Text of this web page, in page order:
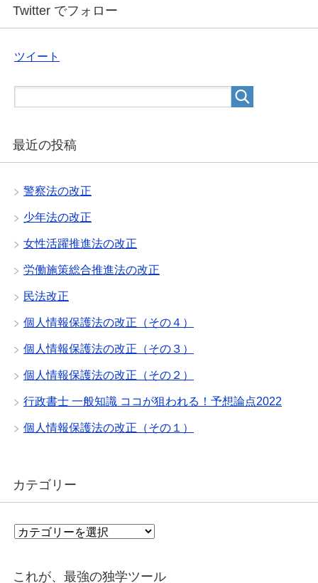
Twitter でフォロー
ツイート
最近の投稿
警察法の改正
少年法の改正
女性活躍推進法の改正
労働施策総合推進法の改正
民法改正
個人情報保護法の改正（その４）
個人情報保護法の改正（その３）
個人情報保護法の改正（その２）
行政書士 一般知識 ココが狙われる！予想論点2022
個人情報保護法の改正（その１）
カテゴリー
カ
リ
これが、最強の独学ツール